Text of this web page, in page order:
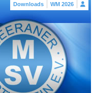
Downloads WM 2026